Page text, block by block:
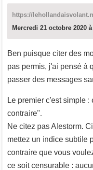
https://
Mercredi 21 octobre 2020 à
Ben puisque citer des
pas permis, j'ai pensé à
passer des messages
Le premier c'est simple
contraire".
Ne citez pas Alestorm.
mettez un indice subtile
contraire que vous
ce soit censurable :